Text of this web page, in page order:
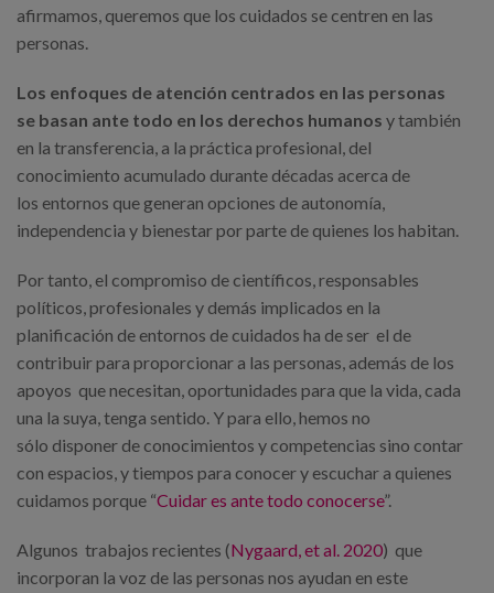
afirmamos, queremos que los cuidados se centren en las
personas.
Los enfoques de atención centrados en las personas
se basan ante todo en los derechos humanos y también
en la transferencia, a la práctica profesional, del
conocimiento acumulado durante décadas acerca de
los entornos que generan opciones de autonomía,
independencia y bienestar por parte de quienes los habitan.
Por tanto, el compromiso de científicos, responsables
políticos, profesionales y demás implicados en la
planificación de entornos de cuidados ha de ser el de
contribuir para proporcionar a las personas, además de los
apoyos que necesitan, oportunidades para que la vida, cada
una la suya, tenga sentido. Y para ello, hemos no
sólo disponer de conocimientos y competencias sino contar
con espacios, y tiempos para conocer y escuchar a quienes
cuidamos porque “Cuidar es ante todo conocerse”.
Algunos trabajos recientes (Nygaard, et al. 2020) que
incorporan la voz de las personas nos ayudan en este